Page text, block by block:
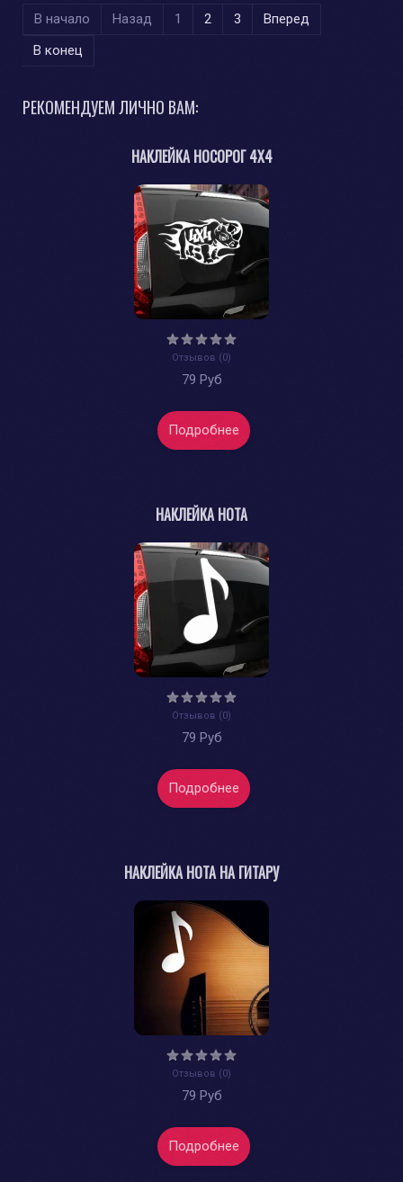
В начало Назад 1 2 3
Вперед
В конец
РЕКОМЕНДУЕМ ЛИЧНО ВАМ:
НАКЛЕЙКА НОСОРОГ 4Х4
Отзывов (0)
79 Руб
Подробнее
НАКЛЕЙКА НОТА
Отзывов (0)
79 Руб
Подробнее
НАКЛЕЙКА НОТА НА ГИТАРУ
Отзывов (0)
79 Руб
Подробнее